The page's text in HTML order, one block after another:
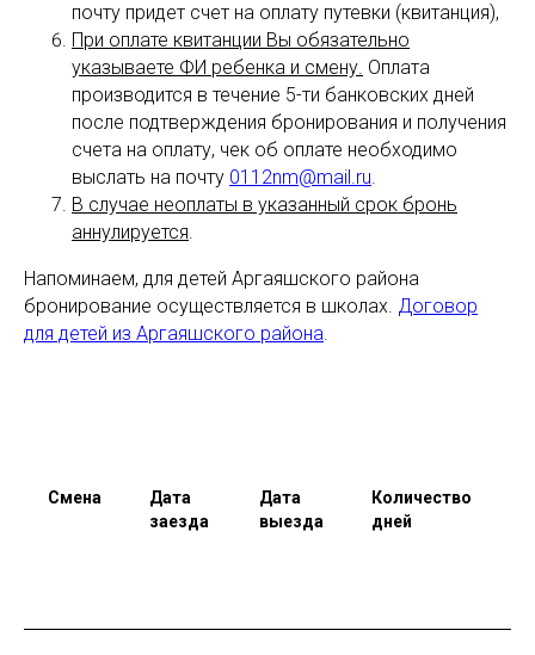
почту придет счет на оплату путевки (квитанция),
При оплате квитанции Вы обязательно
указываете ФИ ребенка и смену. Оплата
производится в течение 5-ти банковских дней
после подтверждения бронирования и получения
счета на оплату, чек об оплате необходимо
выслать на почту 0112nm@mail.ru.
В случае неоплаты в указанный срок бронь
аннулируется.
Напоминаем, для детей Аргаяшского района
бронирование осуществляется в школах. Договор
для детей из Аргаяшского района.
Смена
Дата
заезда
Дата
выезда
Количество
дней